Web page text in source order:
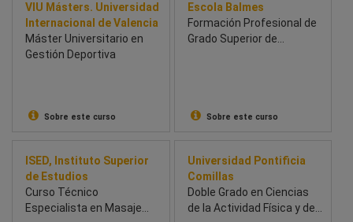
VIU Másters. Universidad
Internacional de Valencia
Máster Universitario en
Gestión Deportiva
Sobre este curso
Escola Balmes
Formación Profesional de
Grado Superior de
Sobre este curso
ISED, Instituto Superior
de Estudios
Curso Técnico
Especialista en Masaje
Universidad Pontificia
Comillas
Doble Grado en Ciencias
de la Actividad Física y del